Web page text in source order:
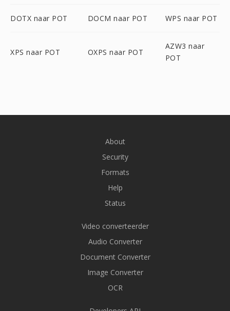
DOTX naar POT DOCM naar POT WPS naar POT
XPS naar POT OXPS naar POT
AZW3 naar
POT
About
Security
Formats
Help
Status
Video converteerder
Audio Converter
Document Converter
Image Converter
OCR